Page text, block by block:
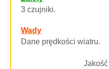
3 czujniki.
Wady
Dane prędkości wiatru.
Jakość